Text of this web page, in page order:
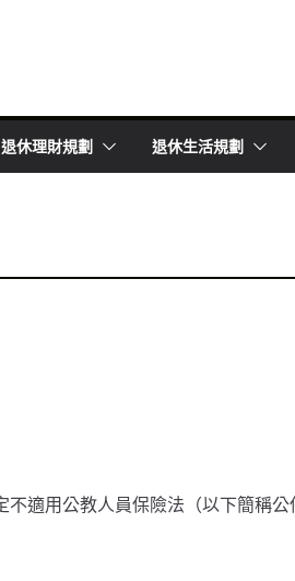
退休理財規劃 退休生活規劃
適用公教人員保險法（以下簡稱